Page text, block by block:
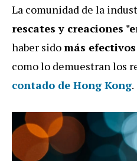
La comunidad de la
rescates y creaciones
haber sidomás
como lo demuestran los
contado de Hong Kong.